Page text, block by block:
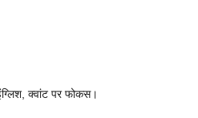
क्वांट पर फोकस।